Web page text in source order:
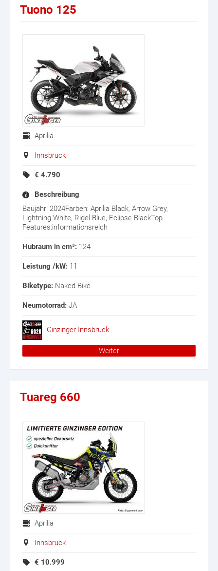
Tuono 125
Aprilia
Innsbruck
€ 4.790
Beschreibung
Baujahr: 2024Farben: Aprilia Black, Arrow Grey,
Lightning White, Rigel Blue, Eclipse BlackTop
Features:informationsreich
Hubraum in cm³: 124
Leistung /kW: 11
Biketype: Naked Bike
Neumotorrad: JA
Ginzinger Innsbruck
Weiter
Tuareg 660
Aprilia
Innsbruck
€ 10.999